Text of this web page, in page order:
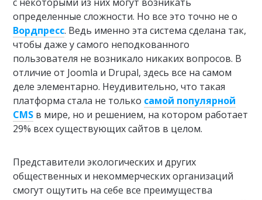
определенные сложности. Но все это точно не о
Вордпресс. Ведь именно эта система сделана так,
чтобы даже у самого неподкованного
пользователя не возникало никаких вопросов. В
отличие от Joomla и Drupal, здесь все на самом
деле элементарно. Неудивительно, что такая
платформа стала не только самой популярной
CMS в мире, но и решением, на котором работает
29% всех существующих сайтов в целом.
Представители экологических и других
общественных и некоммерческих организаций
смогут ощутить на себе все преимущества